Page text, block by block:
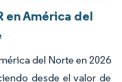
en América del
del Norte en 2026
desde el valor de